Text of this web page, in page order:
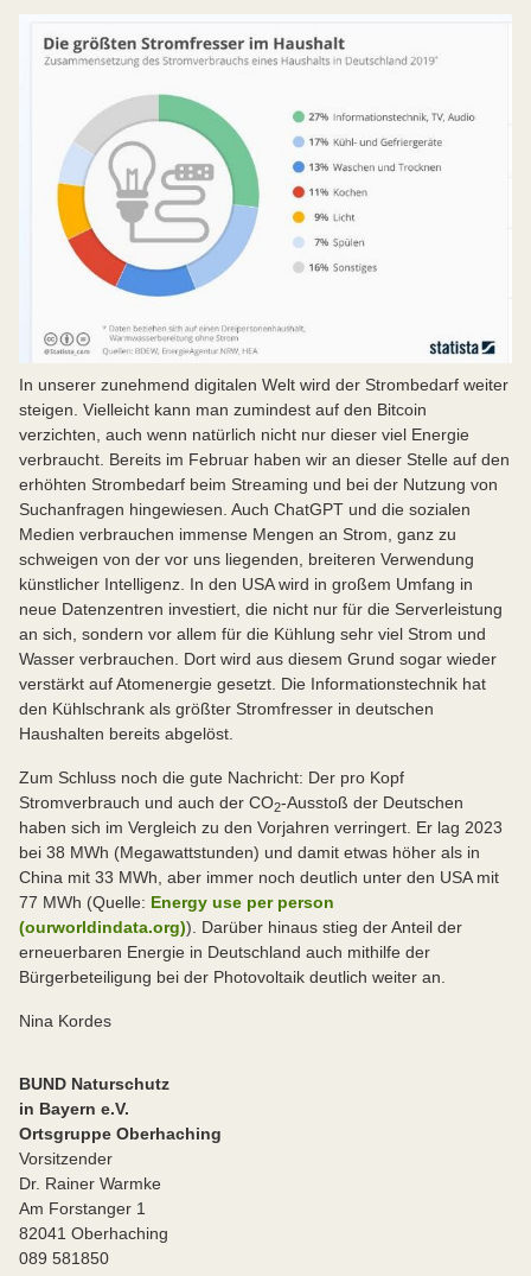
In unserer zunehmend digitalen Welt wird der Strombedarf weiter
steigen. Vielleicht kann man zumindest auf den Bitcoin
verzichten, auch wenn natürlich nicht nur dieser viel Energie
verbraucht. Bereits im Februar haben wir an dieser Stelle auf den
erhöhten Strombedarf beim Streaming und bei der Nutzung von
Suchanfragen hingewiesen. Auch ChatGPT und die sozialen
Medien verbrauchen immense Mengen an Strom, ganz zu
schweigen von der vor uns liegenden, breiteren Verwendung
künstlicher Intelligenz. In den USA wird in großem Umfang in
neue Datenzentren investiert, die nicht nur für die Serverleistung
an sich, sondern vor allem für die Kühlung sehr viel Strom und
Wasser verbrauchen. Dort wird aus diesem Grund sogar wieder
verstärkt auf Atomenergie gesetzt. Die Informationstechnik hat
den Kühlschrank als größter Stromfresser in deutschen
Haushalten bereits abgelöst.
Zum Schluss noch die gute Nachricht: Der pro Kopf
Stromverbrauch und auch der CO2-Ausstoß der Deutschen
haben sich im Vergleich zu den Vorjahren verringert. Er lag 2023
bei 38 MWh (Megawattstunden) und damit etwas höher als in
China mit 33 MWh, aber immer noch deutlich unter den USA mit
77 MWh (Quelle: Energy use per person
(ourworldindata.org)). Darüber hinaus stieg der Anteil der
erneuerbaren Energie in Deutschland auch mithilfe der
Bürgerbeteiligung bei der Photovoltaik deutlich weiter an.
Nina Kordes
BUND Naturschutz
in Bayern e.V.
Ortsgruppe Oberhaching
Vorsitzender
Dr. Rainer Warmke
Am Forstanger 1
82041 Oberhaching
089 581850